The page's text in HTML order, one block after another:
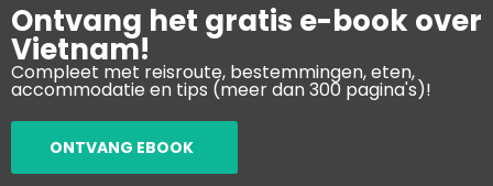
Ontvang het gratis e-book over
Vietnam!
Compleet met reisroute, bestemmingen, eten,
accommodatie en tips (meer dan 300 pagina's)!
ONTVANG EBOOK